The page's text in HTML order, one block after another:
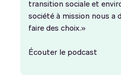
transition sociale et
société à mission nous a
faire des choix.»
Écouter le podcast